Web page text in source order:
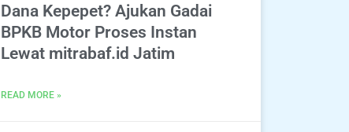
Dana Kepepet? Ajukan Gadai
BPKB Motor Proses Instan
Lewat mitrabaf.id Jatim
READ MORE »